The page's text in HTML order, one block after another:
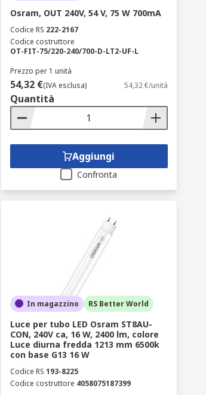
Osram, OUT 240V, 54 V, 75 W 700mA
Codice RS 222-2167
Codice costruttore
OT-FIT-75/220-240/700-D-LT2-UF-L
Prezzo per 1 unità
54,32 €(IVA esclusa) 54,32 €/unità
Quantità
Aggiungi
Confronta
In magazzino RS Better World
Luce per tubo LED Osram ST8AU-
CON, 240V ca, 16 W, 2400 lm, colore
Luce diurna fredda 1213 mm 6500k
con base G13 16 W
Codice RS 193-8225
Codice costruttore 4058075187399